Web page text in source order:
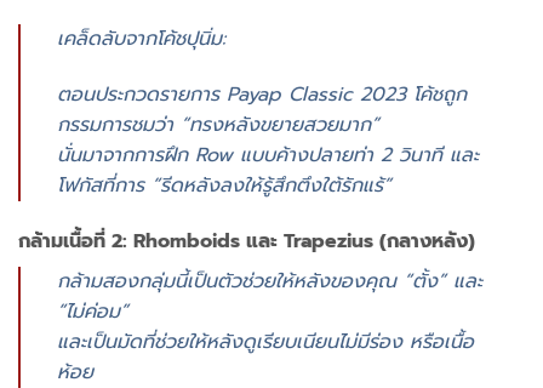
เคล็ดลับจากโค้ชปุนิ่ม:
ตอนประกวดรายการ Payap Classic 2023 โค้ชถูก
กรรมการชมว่า “ทรงหลังขยายสวยมาก”
นั่นมาจากการฝึก Row แบบค้างปลายท่า 2 วินาที และ
โฟกัสที่การ “รีดหลังลงให้รู้สึกตึงใต้รักแร้”
กล้ามเนื้อที่ 2: Rhomboids และ Trapezius (กลางหลัง)
กล้ามสองกลุ่มนี้เป็นตัวช่วยให้หลังของคุณ “ตั้ง” และ
“ไม่ค่อม”
และเป็นมัดที่ช่วยให้หลังดูเรียบเนียนไม่มีร่อง หรือเนื้อ
ห้อย